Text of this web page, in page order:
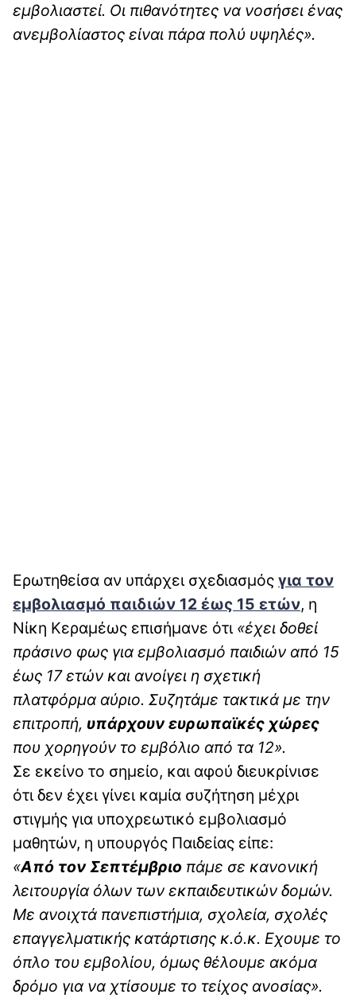
εμβολιαστεί. Οι πιθανότητες να νοσήσει ένας
ανεμβολίαστος είναι πάρα πολύ υψηλές».
Ερωτηθείσα αν υπάρχει σχεδιασμός για τον
εμβολιασμό παιδιών 12 έως 15 ετών, η
Νίκη Κεραμέως επισήμανε ότι «έχει δοθεί
πράσινο φως για εμβολιασμό παιδιών από 15
έως 17 ετών και ανοίγει η σχετική
πλατφόρμα αύριο. Συζητάμε τακτικά με την
επιτροπή, υπάρχουν ευρωπαϊκές χώρες
που χορηγούν το εμβόλιο από τα 12».
Σε εκείνο το σημείο, και αφού διευκρίνισε
ότι δεν έχει γίνει καμία συζήτηση μέχρι
στιγμής για υποχρεωτικό εμβολιασμό
μαθητών, η υπουργός Παιδείας είπε:
«Από τον Σεπτέμβριο πάμε σε κανονική
λειτουργία όλων των εκπαιδευτικών δομών.
Με ανοιχτά πανεπιστήμια, σχολεία, σχολές
επαγγελματικής κατάρτισης κ.ό.κ. Εχουμε το
όπλο του εμβολίου, όμως θέλουμε ακόμα
δρόμο για να χτίσουμε το τείχος ανοσίας».